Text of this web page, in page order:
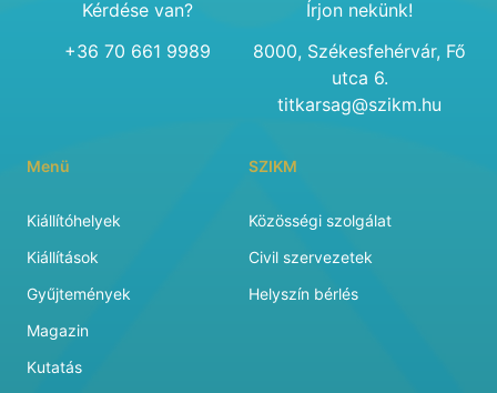
Kérdése van?
+36 70 661 9989
Írjon nekünk!
8000, Székesfehérvár, Fő
utca 6.
titkarsag@szikm.hu
Menü
Kiállítóhelyek
Kiállítások
Gyűjtemények
Magazin
Kutatás
SZIKM
Közösségi szolgálat
Civil szervezetek
Helyszín bérlés